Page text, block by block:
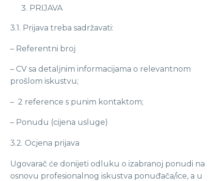
PRIJAVA
3.1. Prijava treba sadržavati:
– Referentni broj
– CV sa detaljnim informacijama o relevantnom
prošlom iskustvu;
– 2 reference s punim kontaktom;
– Ponudu (cijena usluge)
3.2. Ocjena prijava
Ugovarač će donijeti odluku o izabranoj ponudi na
osnovu profesionalnog iskustva ponuđača/ice, a u